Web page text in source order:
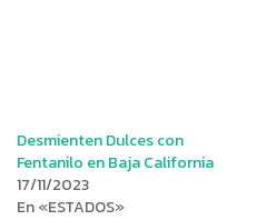
Desmienten Dulces con
Fentanilo en Baja California
17/11/2023
En «ESTADOS»